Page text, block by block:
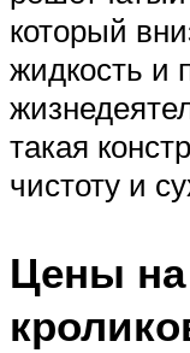
который
жидкость и
такая
чистоту и
Цены на